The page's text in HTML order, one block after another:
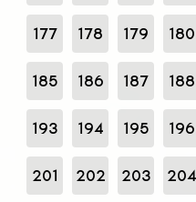
177 178 179 180
185 186 187 188
193 194 195 196
201 202 203 204